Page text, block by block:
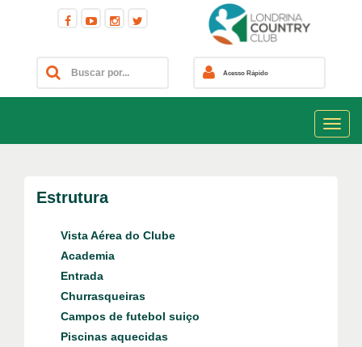
Acesso Rápido
Estrutura
Vista Aérea do Clube
Academia
Entrada
Churrasqueiras
Campos de futebol suiço
Piscinas aquecidas